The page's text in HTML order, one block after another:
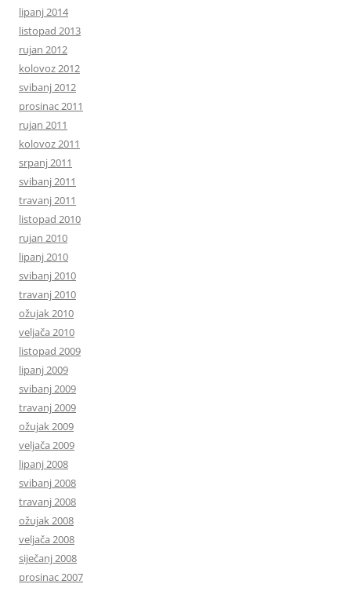
lipanj 2014
listopad 2013
rujan 2012
kolovoz 2012
svibanj 2012
prosinac 2011
rujan 2011
kolovoz 2011
srpanj 2011
svibanj 2011
travanj 2011
listopad 2010
rujan 2010
lipanj 2010
svibanj 2010
travanj 2010
ožujak 2010
veljača 2010
listopad 2009
lipanj 2009
svibanj 2009
travanj 2009
ožujak 2009
veljača 2009
lipanj 2008
svibanj 2008
travanj 2008
ožujak 2008
veljača 2008
siječanj 2008
prosinac 2007